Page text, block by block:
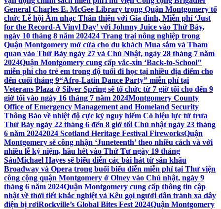
General Charles E. McGee Library trọng Quận Montgomery tổ
chức Lễ hội Âm nhạc Thân thiện với Gia đình, Miễn phí ‘Just
for the Record-A Vinyl Day’ với Johnny Juice vào Thứ Bảy,
ngày 10 tháng 8 năm 202424 Trang trại nông nghiệp trong
Quận Montgomery mở cửa cho du khách Mua sắm và Tham
quan vào Thứ Bảy ngày 27 và Chủ Nhật, ngày 28 tháng 7 năm
2024Quận Montgomery cung cấp vắc-xin ‘Back-to-School’’
miễn phí cho trẻ em trong độ tuổi đi học tại nhiều địa điểm cho
đến cuối tháng 9“Afro-Latin Dance Party” miễn phí tại
Veterans Plaza ở Silver Spring sẽ tổ chức từ 7 giờ tối cho đến 9
giờ tối vào ngày 16 tháng 7 năm 2024Montgomery County
Office of Emergency Management and Homeland Security
Thông Báo về nhiệt độ cực kỳ nguy hiểm Có hiệu lực từ trưa
Thứ Bảy ngày 22 tháng 6 đến 8 giờ tối Chủ nhật ngày 23 tháng
6 năm 20242024 Scotland Heritage Festival FireworksQuận
Montgomery sẽ công nhận ‘Juneteenth’ theo nhiều cách và với
nhiều lễ kỷ niệm, hầu hết vào Thứ Tư ngày 19 tháng
SáuMichael Hayes sẽ biểu diễn các bài hát từ sân khấu
Broadway và Opera trong buổi biểu diễn miễn phí tại Thư viện
công cộng quận Montgomery ở Olney vào Chủ nhật, ngày 9
tháng 6 năm 2024Quận Montgomery cung cấp thông tin cập
nhật về thời tiết khắc nghiệt và Kêu gọi người dân tránh xa dây
điện bị rơiRockville’s Global Bites Fest 2024Quận Montgomery